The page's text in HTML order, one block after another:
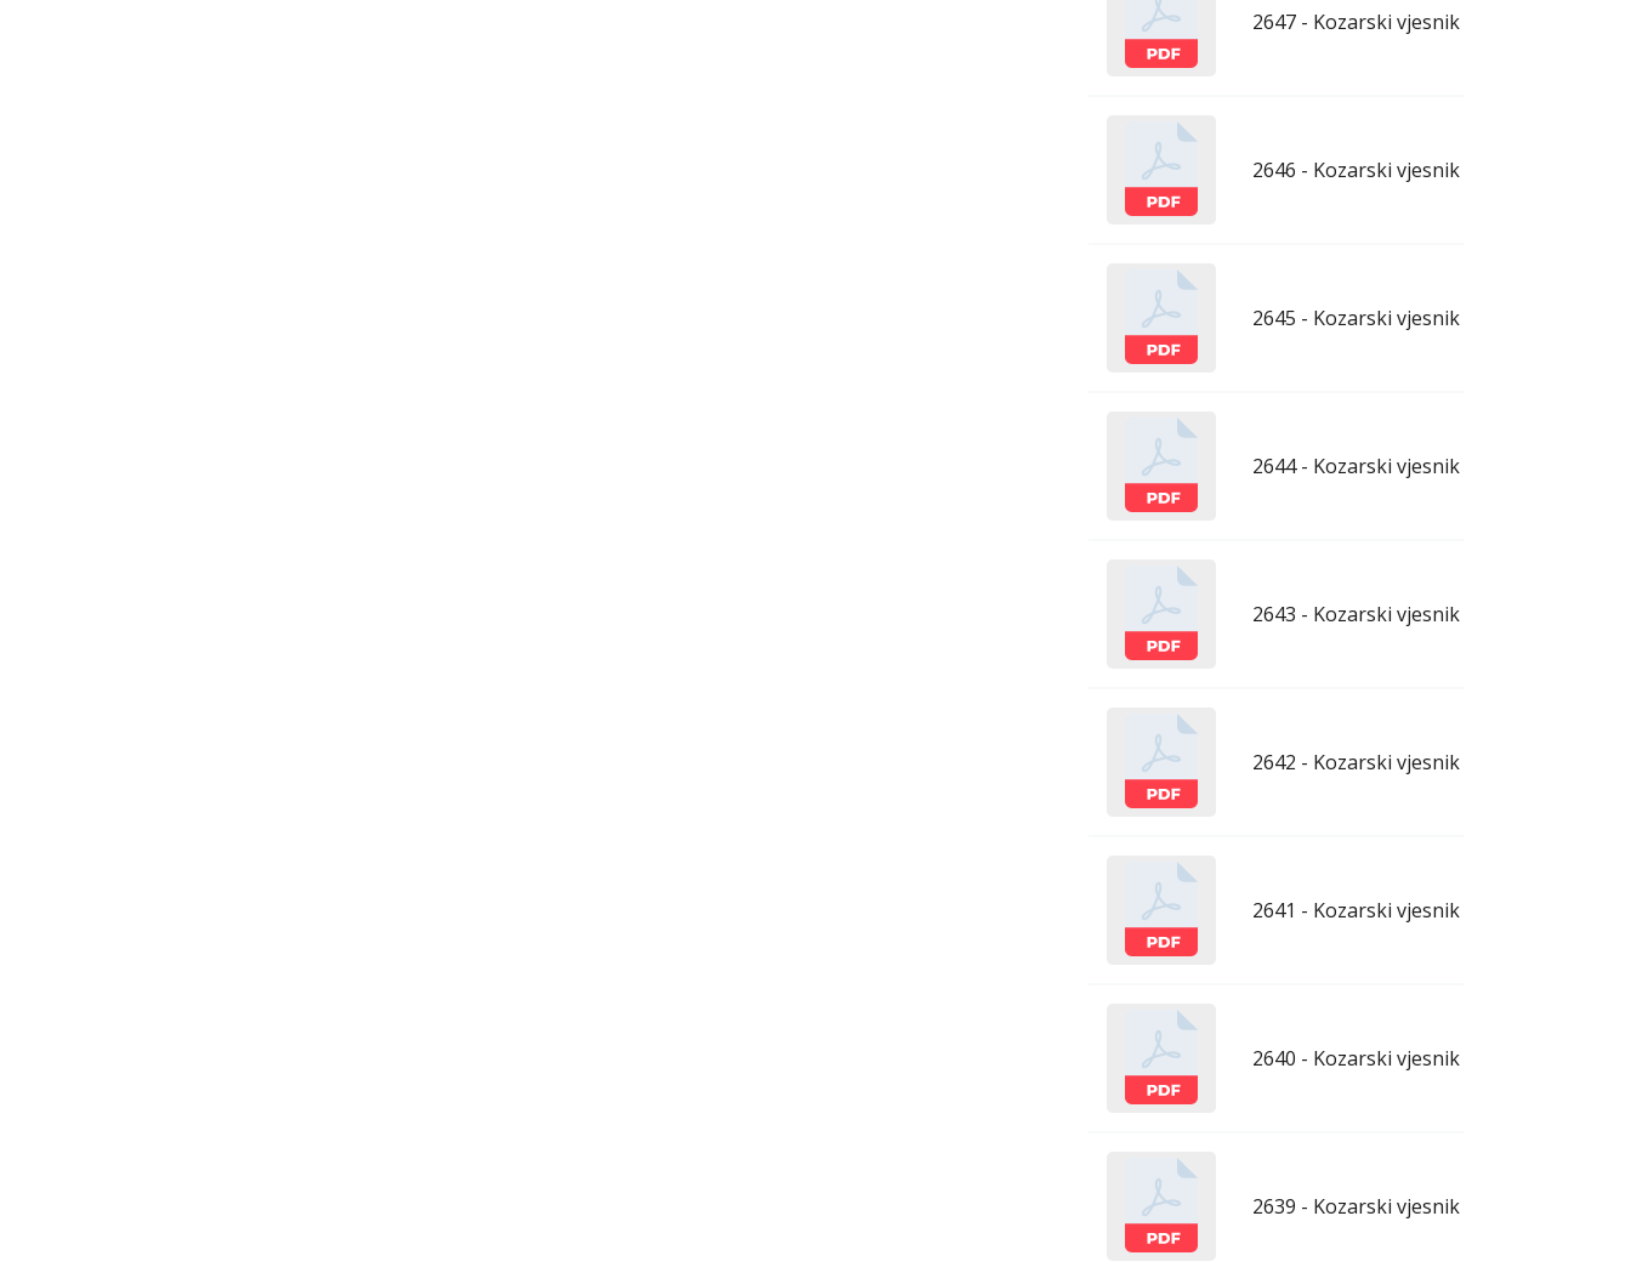
2647 - Kozarski vjesnik - 26.6.2026.
2646 - Kozarski vjesnik - 19.6.2026.
2645 - Kozarski vjesnik - 12.6.2026.
2644 - Kozarski vjesnik - 5.6.2026.
2643 - Kozarski vjesnik - 29.5.2026.
2642 - Kozarski vjesnik - 22.5.2026.
2641 - Kozarski vjesnik - 15.5.2026.
2640 - Kozarski vjesnik - 8.5.2026.
2639 - Kozarski vjesnik - 1.5.2026.